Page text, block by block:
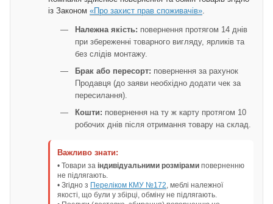
із Законом «Про захист прав споживачів»
Належна якість: повернення протягом 14 днів
при збереженні товарного вигляду, ярликів та
без слідів монтажу.
Брак або пересорт: повернення за рахунок
Продавця (до заяви необхідно додати чек за
пересилання).
Кошти: повернення на ту ж карту протягом 10
робочих днів після отримання товару на склад.
Важливо знати:
• Товари за індивідуальними розмірами поверненню
не підлягають.
• Згідно з Переліком КМУ №172, меблі належної
якості, що були у збірці, обміну не підлягають.